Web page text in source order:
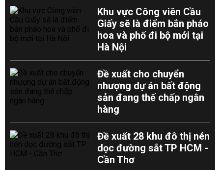
Khu vực Công viên Cầu
Giấy sẽ là điểm bắn pháo
hoa và phố đi bộ mới tại
Hà Nội
Đề xuất cho chuyển
nhượng dự án bất động
sản đang thế chấp ngân
hàng
Đề xuất 28 khu đô thị nén
dọc đường sắt TP HCM -
Cần Thơ